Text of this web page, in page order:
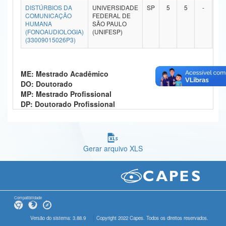
Ministério da Ciência, Tecnologia, Inovações e Comunicações
Ministério do Meio Ambiente
Ministério do Desenvolvimento Regional
Controladoria-Geral da União
DISTÚRBIOS DA
COMUNICAÇÃO
HUMANA
(FONOAUDIOLOGIA)
(33009015026P3)
UNIVERSIDADE
FEDERAL DE
SÃO PAULO
(UNIFESP)
SP 5 5 -
ME: Mestrado Acadêmico
DO: Doutorado
MP: Mestrado Profissional
DP: Doutorado Profissional
Gerar arquivo XLS
Compatibilidade
Versão do sistema: 3.88.9 Copyright 2022 Capes. Todos os direitos reservados.